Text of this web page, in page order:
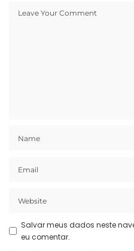
Salvar meus dados neste
eu comentar.